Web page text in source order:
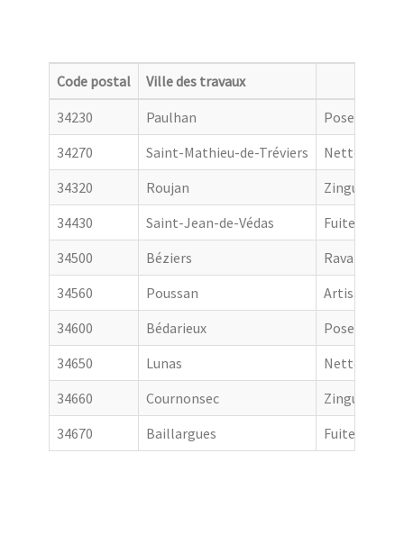
Code postal Ville des travaux
34230
Paulhan
Pose de
34270
Saint-Mathieu-de-Tréviers
Nettoyage
34320
Roujan
Zingueur
34430
Saint-Jean-de-Védas
Fuite toiture
34500
Béziers
Ravalement
34560
Poussan
Artisan
34600
Bédarieux
Pose de
34650
Lunas
Nettoyage
34660
Cournonsec
Zingueur
34670
Baillargues Fuite toiture